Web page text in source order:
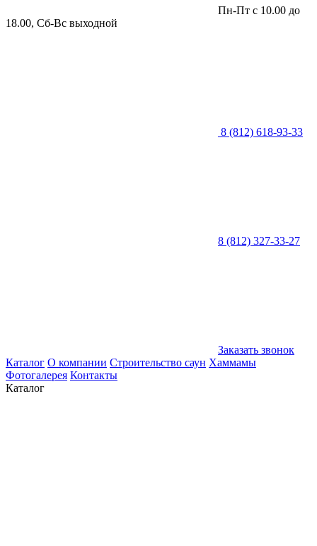
Пн-Пт с 10.00 до
18.00, Сб-Вс выходной
8 (812) 618-93-33
8 (812) 327-33-27
Заказать звонок
Каталог О компании Строительство саун Хаммамы
Фотогалерея Контакты
Каталог